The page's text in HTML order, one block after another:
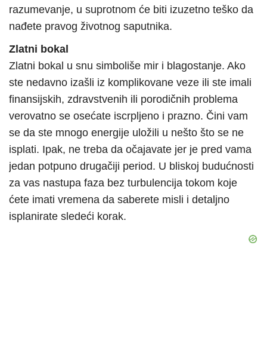
razumevanje, u suprotnom će biti izuzetno teško da
nađete pravog životnog saputnika.
Zlatni bokal
Zlatni bokal u snu simboliše mir i blagostanje. Ako
ste nedavno izašli iz komplikovane veze ili ste imali
finansijskih, zdravstvenih ili porodičnih problema
verovatno se osećate iscrpljeno i prazno. Čini vam
se da ste mnogo energije uložili u nešto što se ne
isplati. Ipak, ne treba da očajavate jer je pred vama
jedan potpuno drugačiji period. U bliskoj budućnosti
za vas nastupa faza bez turbulencija tokom koje
ćete imati vremena da saberete misli i detaljno
isplanirate sledeći korak.